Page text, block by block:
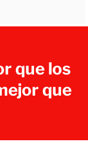
que los
que